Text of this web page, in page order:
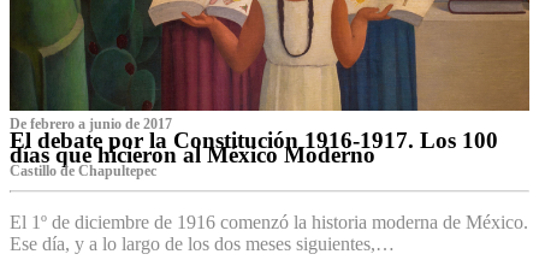
De febrero a junio de 2017
El debate por la Constitución 1916-1917. Los 100
días que hicieron al México Moderno
Castillo de Chapultepec
El 1º de diciembre de 1916 comenzó la historia moderna de México.
Ese día, y a lo largo de los dos meses siguientes,…